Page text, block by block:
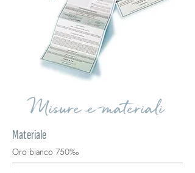
Misure e materiali
Materiale
Oro bianco 750‰